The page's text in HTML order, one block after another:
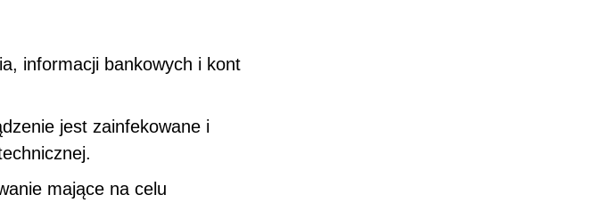
informacji bankowych i kont
jest zainfekowane i
mające na celu